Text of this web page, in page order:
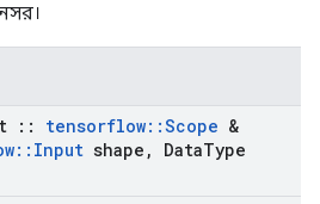
:: tensorflow::Scope &
:: Input shape , DataType